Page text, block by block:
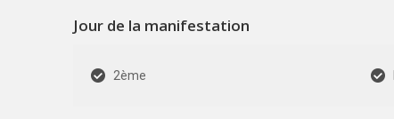
Jour de la manifestation
2ème